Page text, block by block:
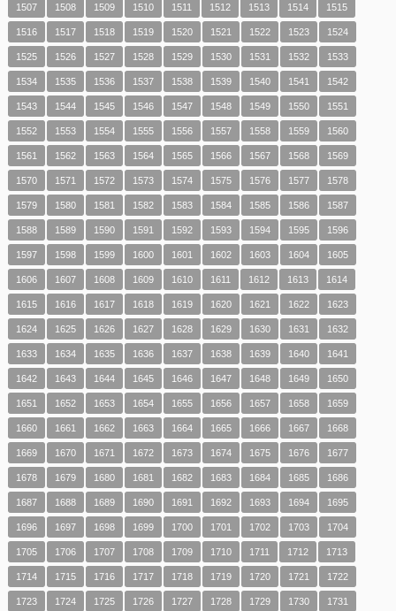
1507 1508 1509 1510 1511 1512 1513 1514 1515
1516 1517 1518 1519 1520 1521 1522 1523 1524
1525 1526 1527 1528 1529 1530 1531 1532 1533
1534 1535 1536 1537 1538 1539 1540 1541 1542
1543 1544 1545 1546 1547 1548 1549 1550 1551
1552 1553 1554 1555 1556 1557 1558 1559 1560
1561 1562 1563 1564 1565 1566 1567 1568 1569
1570 1571 1572 1573 1574 1575 1576 1577 1578
1579 1580 1581 1582 1583 1584 1585 1586 1587
1588 1589 1590 1591 1592 1593 1594 1595 1596
1597 1598 1599 1600 1601 1602 1603 1604 1605
1606 1607 1608 1609 1610 1611 1612 1613 1614
1615 1616 1617 1618 1619 1620 1621 1622 1623
1624 1625 1626 1627 1628 1629 1630 1631 1632
1633 1634 1635 1636 1637 1638 1639 1640 1641
1642 1643 1644 1645 1646 1647 1648 1649 1650
1651 1652 1653 1654 1655 1656 1657 1658 1659
1660 1661 1662 1663 1664 1665 1666 1667 1668
1669 1670 1671 1672 1673 1674 1675 1676 1677
1678 1679 1680 1681 1682 1683 1684 1685 1686
1687 1688 1689 1690 1691 1692 1693 1694 1695
1696 1697 1698 1699 1700 1701 1702 1703 1704
1705 1706 1707 1708 1709 1710 1711 1712 1713
1714 1715 1716 1717 1718 1719 1720 1721 1722
1723 1724 1725 1726 1727 1728 1729 1730 1731